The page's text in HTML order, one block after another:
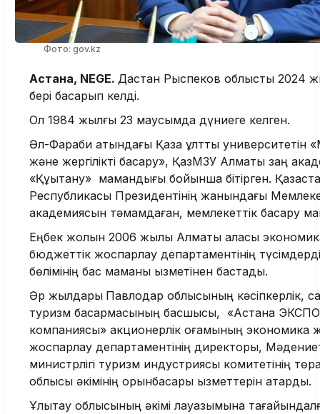
Фото: gov.kz
Астана, NEGE. Дастан Рыспеков облысты 2024
бері басқарып келді.
Ол 1984 жылғы 23 маусымда дүниеге келген.
Әл-Фараби атындағы Қазақ ұлттық университетін
және жергілікті басқару», ҚазМЗУ Алматы заң
«Құқықтану» мамандығы бойынша бітірген.
Республикасы Президентінің жанындағы
академиясын тәмамдаған, мемлекеттік басқару
Еңбек жолын 2006 жылы Алматы қаласы
бюджеттік жоспарлау департаментінің
бөлімінің бас маманы қызметінен бастады.
Әр жылдары Павлодар облысының кәсіпкерлік,
туризм басқармасының басшысы, «Астана ЭКСПО
компаниясы» акционерлік қоғамының экономика
жоспарлау департаментінің директоры,
министрлігі туризм индустриясы комитетінің
облысы әкімінің орынбасары қызметтерін атқарды.
Ұлытау облысының әкімі лауазымына